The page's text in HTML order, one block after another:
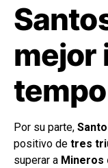
mejor
Por su parte,
positivo de tres
superar a Mineros